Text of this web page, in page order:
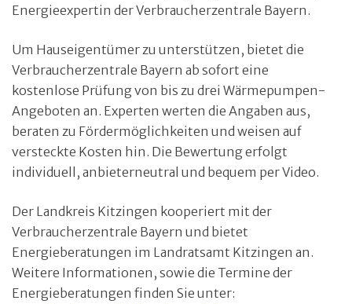
Energieexpertin der Verbraucherzentrale Bayern.
Um Hauseigentümer zu unterstützen, bietet die
Verbraucherzentrale Bayern ab sofort eine
kostenlose Prüfung von bis zu drei Wärmepumpen-
Angeboten an. Experten werten die Angaben aus,
beraten zu Fördermöglichkeiten und weisen auf
versteckte Kosten hin. Die Bewertung erfolgt
individuell, anbieterneutral und bequem per Video.
Der Landkreis Kitzingen kooperiert mit der
Verbraucherzentrale Bayern und bietet
Energieberatungen im Landratsamt Kitzingen an.
Weitere Informationen, sowie die Termine der
Energieberatungen finden Sie unter: